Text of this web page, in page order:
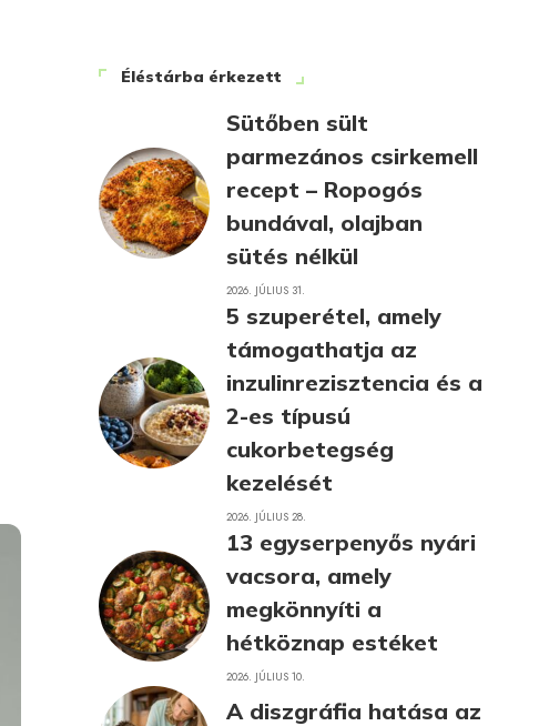
Éléstárba érkezett
Sütőben sült
parmezános csirkemell
recept – Ropogós
bundával, olajban
sütés nélkül
2026. JÚLIUS 31.
5 szuperétel, amely
támogathatja az
inzulinrezisztencia és a
2-es típusú
cukorbetegség
kezelését
2026. JÚLIUS 28.
13 egyserpenyős nyári
vacsora, amely
megkönnyíti a
hétköznap estéket
2026. JÚLIUS 10.
A diszgráfia hatása az